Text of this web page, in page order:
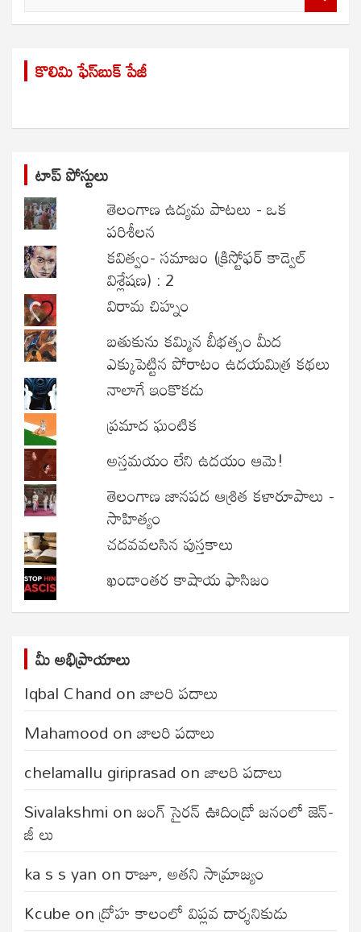
a
r
c కొలిమి ఫేస్‌బుక్ పేజీ
టాప్ పోస్టులు
తెలంగాణ ఉద్యమ పాటలు - ఒక
పరిశీలన
కవిత్వం- సమాజం (క్రిస్టోఫర్ కాడ్వెల్
విశ్లేషణ) : 2
విరామ చిహ్నం
బతుకును కమ్మిన బీభత్సం మీద
ఎక్కుపెట్టిన పోరాటం ఉదయమిత్ర కథలు
నాలాగే ఇంకొకడు
ప్రమాద ఘంటిక
అస్తమయం లేని ఉదయం ఆమె!
తెలంగాణ జానపద ఆశ్రిత కళారూపాలు -
సాహిత్యం
చదవవలసిన పుస్తకాలు
ఖండాంతర కాషాయ ఫాసిజం
మీ అభిప్రాయాలు
Iqbal Chand onజాలరి పదాలు
Mahamood onజాలరి పదాలు
chelamallu giriprasad onజాలరి పదాలు
Sivalakshmi onజంగ్‌ సైరన్‌ ఊదిండ్రో జనంలో జెన్-
జీ లు
ka s s yan onరాజూ, అతని సామ్రాజ్యం
Kcubeonద్రోహ కాలంలో విప్లవ దార్శనికుడు